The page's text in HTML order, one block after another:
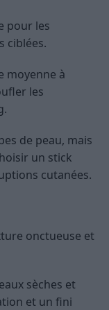
pour les
ciblées.
moyenne à
les
de peau, mais
un stick
cutanées.
onctueuse et
sèches et
et un fini